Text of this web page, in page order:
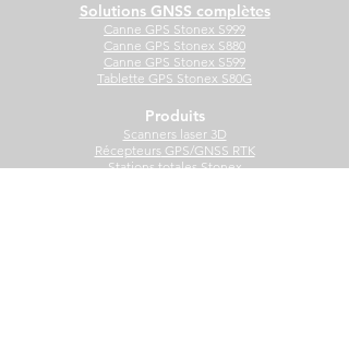
Solutions GNSS complètes
Canne GPS Stonex S999
Canne GPS Stonex S880
Canne GPS Stonex S599
Tablette GPS Stonex S80G
Produits
Scanners laser 3D
RécepteursGPS/GNSS RTK
Stationstotales Stonex